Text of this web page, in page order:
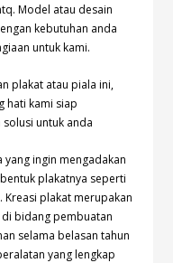
. Model atau desain
kebutuhan anda
untuk kami.
plakat atau piala ini,
hati kami siap
untuk anda
yang ingin mengadakan
plakatnya seperti
Kreasi plakat merupakan
bidang pembuatan
selama belasan tahun
yang lengkap